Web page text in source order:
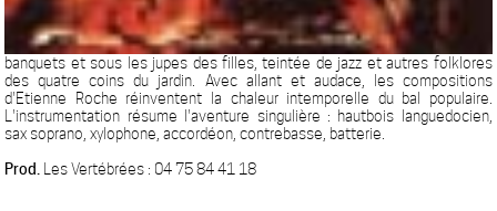
banquets et sous les jupes des filles, teintée de jazz et autres folklores
des quatre coins du jardin. Avec allant et audace, les compositions
d'Etienne Roche réinventent la chaleur intemporelle du bal populaire.
L'instrumentation résume l'aventure singulière : hautbois languedocien,
sax soprano, xylophone, accordéon, contrebasse, batterie.
Prod. Les Vertébrées : 04 75 84 41 18